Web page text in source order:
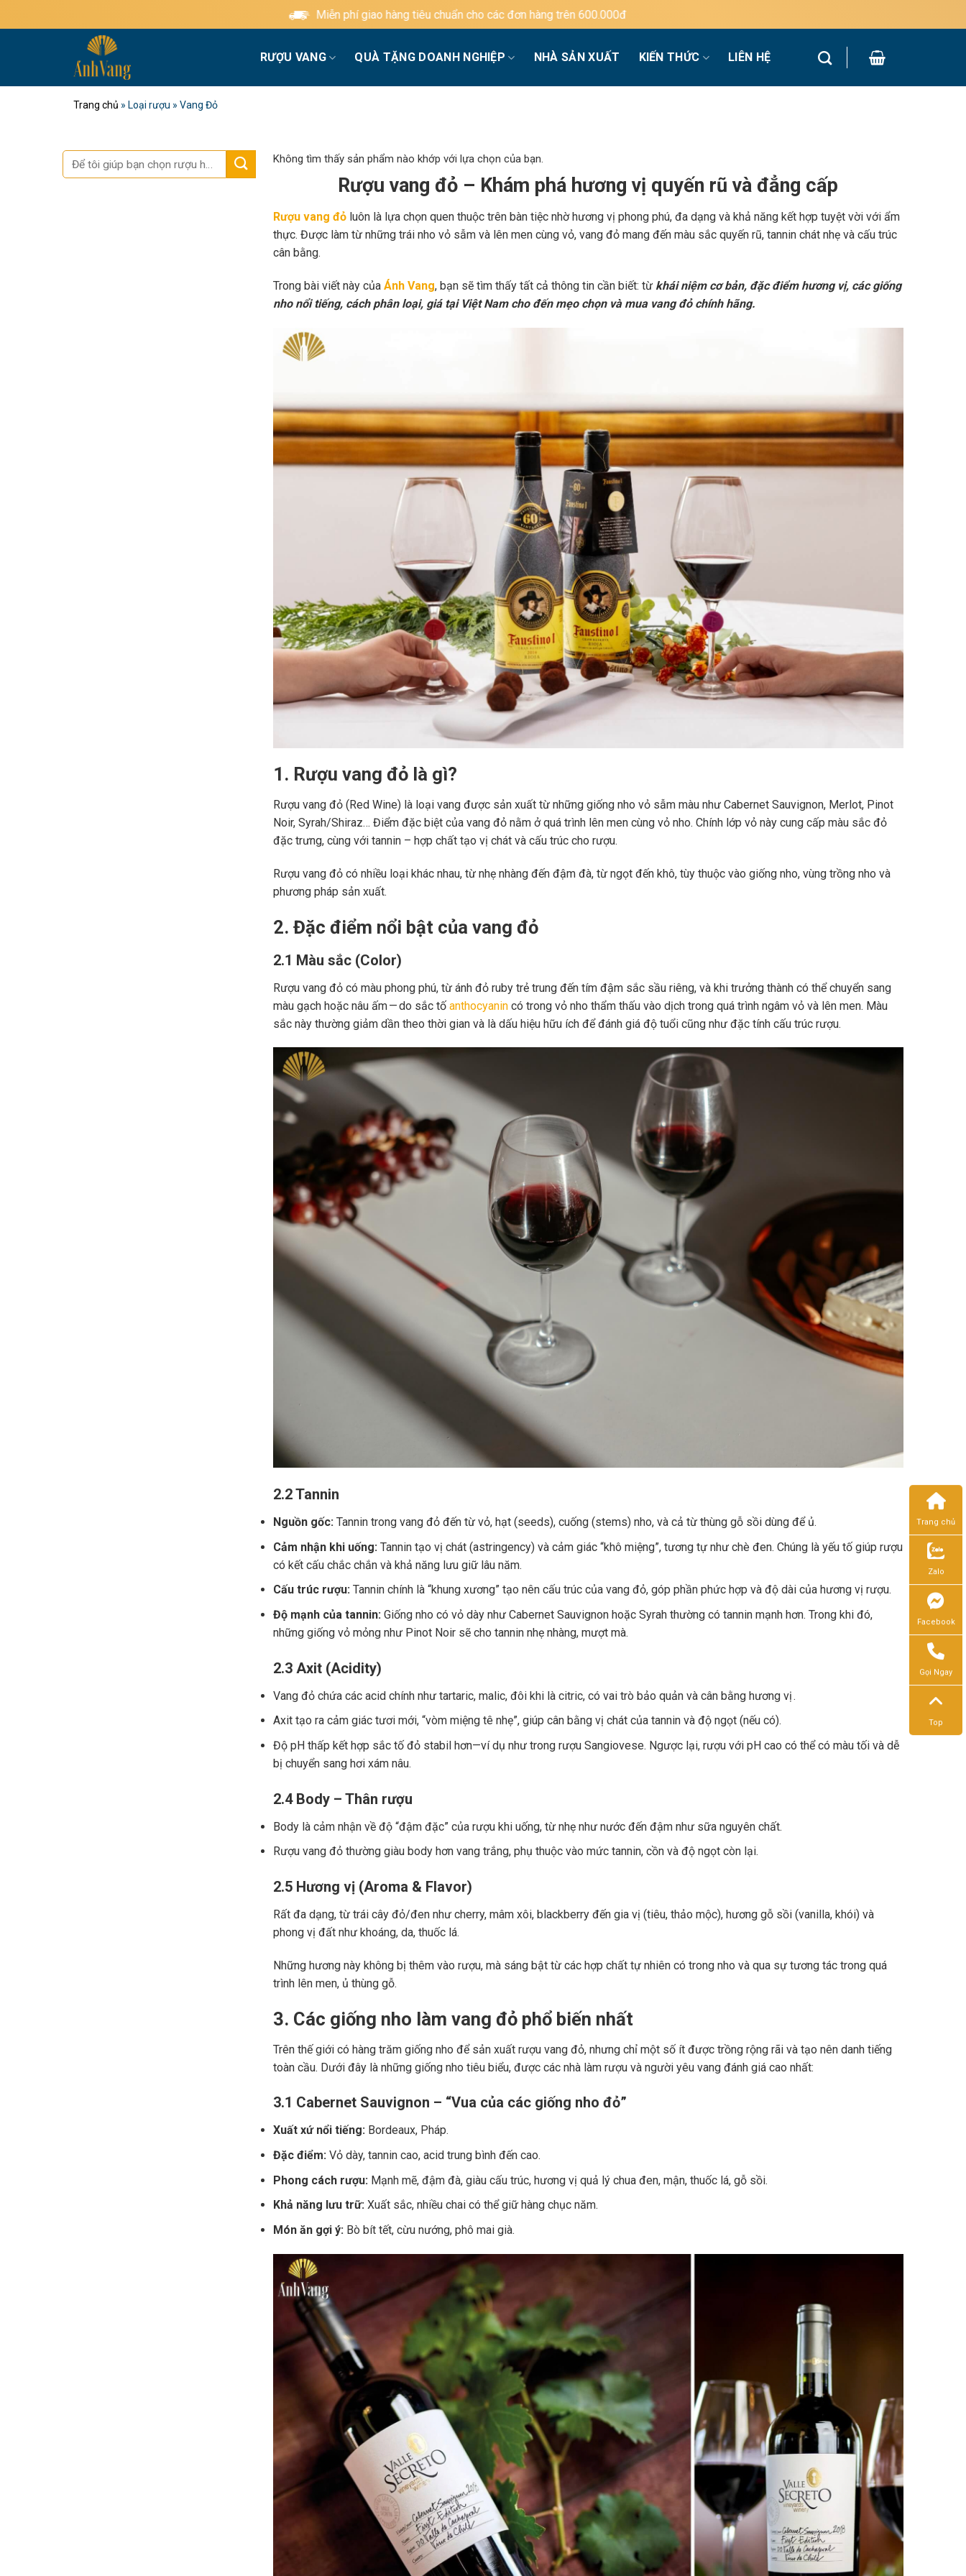
qua
Miễn phí giao hàng tiêu chuẩn cho các đơn hàng trên 600.000đ
RƯỢU VANG QUÀ TẶNG DOANH NGHIỆP NHÀ SẢN XUẤT KIẾN THỨC LIÊN HỆ
Trang chủ » Loại rượu » Vang Đỏ
Tìm
kiếm:
Không tìm thấy sản phẩm nào khớp với lựa chọn của bạn.
Rượu vang đỏ – Khám phá hương vị quyến rũ và đẳng cấp
Rượu vang đỏluôn là lựa chọn quen thuộc trên bàn tiệc nhờ hương vị phong phú, đa dạng và khả năng kết hợp tuyệt vời với ẩm
thực. Được làm từ những trái nho vỏ sẫm và lên men cùng vỏ, vang đỏ mang đến màu sắc quyến rũ, tannin chát nhẹ và cấu trúc
cân bằng.
Trong bài viết này của Ánh Vang, bạn sẽ tìm thấy tất cả thông tin cần biết: từ khái niệm cơ bản, đặc điểm hương vị, các giống
nho nổi tiếng, cách phân loại, giá tại Việt Nam cho đến mẹo chọn và mua vang đỏ chính hãng.
1. Rượu vang đỏ là gì?
Rượu vang đỏ (Red Wine) là loại vang được sản xuất từ những giống nho vỏ sẫm màu như Cabernet Sauvignon, Merlot, Pinot
Noir, Syrah/Shiraz… Điểm đặc biệt của vang đỏ nằm ở quá trình lên men cùng vỏ nho. Chính lớp vỏ này cung cấp màu sắc đỏ
đặc trưng, cùng với tannin – hợp chất tạo vị chát và cấu trúc cho rượu.
Rượu vang đỏ có nhiều loại khác nhau, từ nhẹ nhàng đến đậm đà, từ ngọt đến khô, tùy thuộc vào giống nho, vùng trồng nho và
phương pháp sản xuất.
2. Đặc điểm nổi bật của vang đỏ
2.1 Màu sắc (Color)
Rượu vang đỏ có màu phong phú, từ ánh đỏ ruby trẻ trung đến tím đậm sắc sầu riêng, và khi trưởng thành có thể chuyển sang
màu gạch hoặc nâu ấm — do sắc tố anthocyanincó trong vỏ nho thẩm thấu vào dịch trong quá trình ngâm vỏ và lên men. Màu
sắc này thường giảm dần theo thời gian và là dấu hiệu hữu ích để đánh giá độ tuổi cũng như đặc tính cấu trúc rượu.
2.2 Tannin
Nguồn gốc:Tannin trong vang đỏ đến từ vỏ, hạt (seeds), cuống (stems) nho, và cả từ thùng gỗ sồi dùng để ủ.
Cảm nhận khi uống:Tannin tạo vị chát (astringency) và cảm giác “khô miệng”, tương tự như chè đen. Chúng là yếu tố giúp rượu
có kết cấu chắc chắn và khả năng lưu giữ lâu năm.
Cấu trúc rượu:Tannin chính là “khung xương” tạo nên cấu trúc của vang đỏ, góp phần phức hợp và độ dài của hương vị rượu.
Độ mạnh của tannin:Giống nho có vỏ dày như Cabernet Sauvignon hoặc Syrah thường có tannin mạnh hơn. Trong khi đó,
những giống vỏ mỏng như Pinot Noir sẽ cho tannin nhẹ nhàng, mượt mà.
2.3 Axit (Acidity)
Vang đỏ chứa các acid chính như tartaric, malic, đôi khi là citric, có vai trò bảo quản và cân bằng hương vị .
Axit tạo ra cảm giác tươi mới, “vòm miệng tê nhẹ”, giúp cân bằng vị chát của tannin và độ ngọt (nếu có).
Độ pH thấp kết hợp sắc tố đỏ stabil hơn—ví dụ như trong rượu Sangiovese. Ngược lại, rượu với pH cao có thể có màu tối và dễ
bị chuyển sang hơi xám nâu.
2.4 Body – Thân rượu
Body là cảm nhận về độ “đậm đặc” của rượu khi uống, từ nhẹ như nước đến đậm như sữa nguyên chất.
Rượu vang đỏ thường giàu body hơn vang trắng, phụ thuộc vào mức tannin, cồn và độ ngọt còn lại.
2.5 Hương vị (Aroma & Flavor)
Rất đa dạng, từ trái cây đỏ/đen như cherry, mâm xôi, blackberry đến gia vị (tiêu, thảo mộc), hương gỗ sồi (vanilla, khói) và
phong vị đất như khoáng, da, thuốc lá.
Những hương này không bị thêm vào rượu, mà sáng bật từ các hợp chất tự nhiên có trong nho và qua sự tương tác trong quá
trình lên men, ủ thùng gỗ.
3. Các giống nho làm vang đỏ phổ biến nhất
Trên thế giới có hàng trăm giống nho để sản xuất rượu vang đỏ, nhưng chỉ một số ít được trồng rộng rãi và tạo nên danh tiếng
toàn cầu. Dưới đây là những giống nho tiêu biểu, được các nhà làm rượu và người yêu vang đánh giá cao nhất:
3.1 Cabernet Sauvignon – “Vua của các giống nho đỏ”
Xuất xứ nổi tiếng:Bordeaux, Pháp.
Đặc điểm:Vỏ dày, tannin cao, acid trung bình đến cao.
Phong cách rượu: Mạnh mẽ, đậm đà, giàu cấu trúc, hương vị quả lý chua đen, mận, thuốc lá, gỗ sồi.
Khả năng lưu trữ:Xuất sắc, nhiều chai có thể giữ hàng chục năm.
Món ăn gợi ý: Bò bít tết, cừu nướng, phô mai già.
Trang chủ
Zalo
Facebook
Gọi Ngay
Top